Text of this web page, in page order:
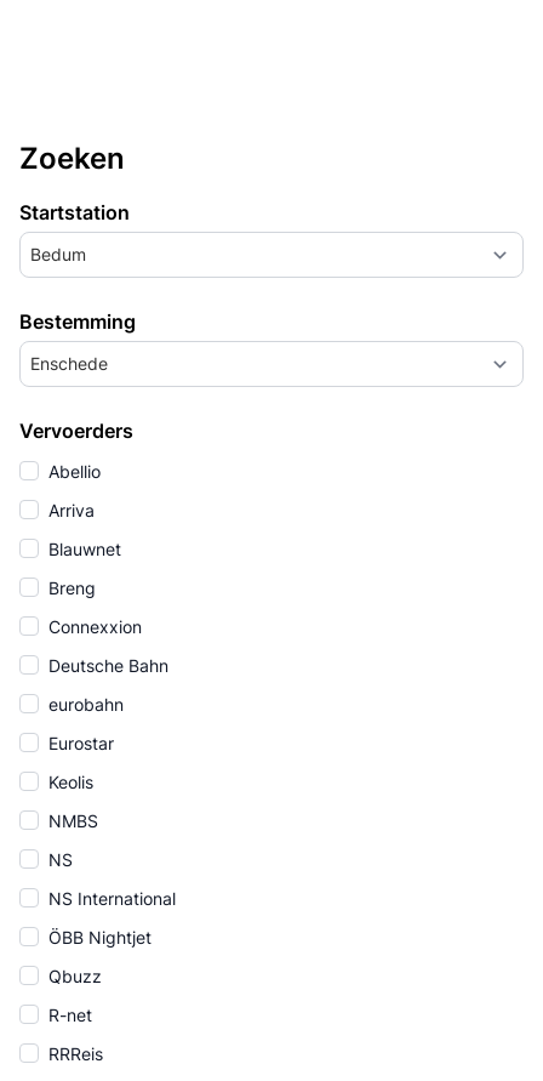
Zoeken
Startstation
Bedum
Bestemming
Enschede
Vervoerders
Abellio
Arriva
Blauwnet
Breng
Connexxion
Deutsche Bahn
eurobahn
Eurostar
Keolis
NMBS
NS
NS International
ÖBB Nightjet
Qbuzz
R-net
RRReis